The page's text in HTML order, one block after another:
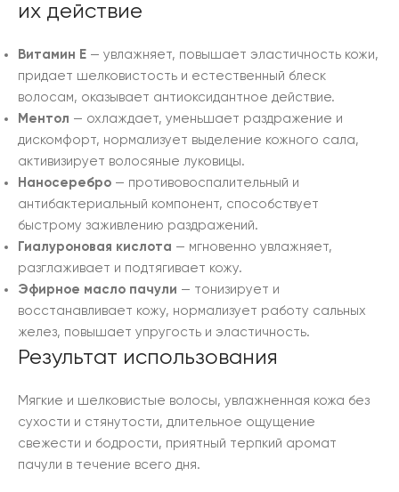
их действие
Витамин Е — увлажняет, повышает эластичность кожи,
придает шелковистость и естественный блеск
волосам, оказывает антиоксидантное действие.
Ментол — охлаждает, уменьшает раздражение и
дискомфорт, нормализует выделение кожного сала,
активизирует волосяные луковицы.
Наносеребро — противовоспалительный и
антибактериальный компонент, способствует
быстрому заживлению раздражений.
Гиалуроновая кислота — мгновенно увлажняет,
разглаживает и подтягивает кожу.
Эфирное масло пачули — тонизирует и
восстанавливает кожу, нормализует работу сальных
желез, повышает упругость и эластичность.
Результат использования
Мягкие и шелковистые волосы, увлажненная кожа без
сухости и стянутости, длительное ощущение
свежести и бодрости, приятный терпкий аромат
пачули в течение всего дня.